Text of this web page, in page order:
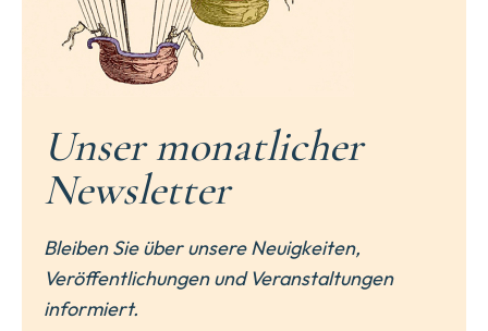
Unser monatlicher
Newsletter
Bleiben Sie über unsere Neuigkeiten,
Veröffentlichungen und Veranstaltungen
informiert.